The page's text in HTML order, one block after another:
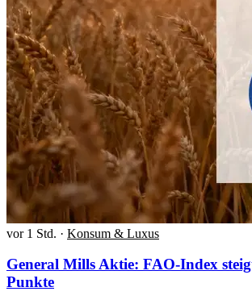
vor 1 Std. · Konsum & Luxus
General Mills Aktie: FAO-Index
Punkte